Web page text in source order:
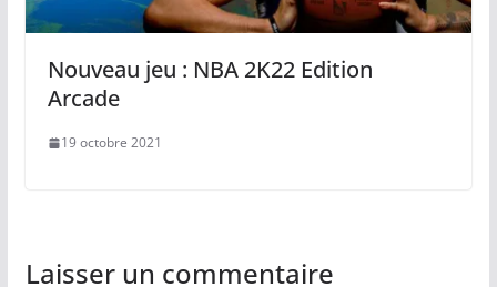
Nouveau jeu : NBA 2K22 Edition
Arcade
19 octobre 2021
Laisser un commentaire